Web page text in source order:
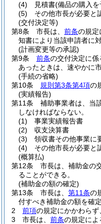
(4)
見積書(備品の購入
(5)
その他市長が必要と
(交付決定等)
第8条
市長は、 前条の規定
知書により当該申請者に
(計画変更等の承認)
第9条
前条の交付決定に
あったときは、速やかに
(手続の省略)
第10条
規則第3条第4項の
(実績報告)
第11条
補助事業者は、当
しなければならない。
(1)
事業実績報告書
(2)
収支決算書
(3)
領収書その他事業に
(4)
その他市長が必要と
(概算払)
第12条
市長は、補助金の
ることができる。
(補助金の額の確定)
第13条
市長は、 第11条の
付すべき補助金の額を確
2
前項の規定にかかわらず
3
市長は、 前条の規定によ